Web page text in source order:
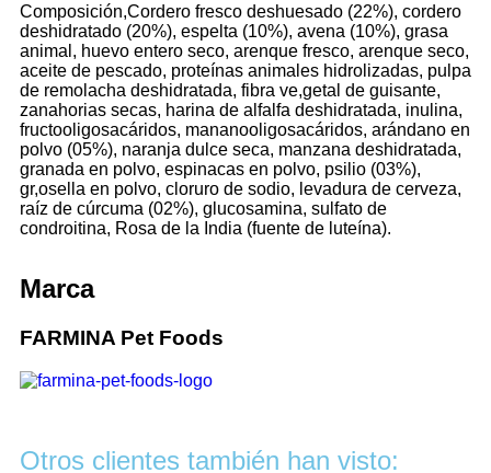
Composición,Cordero fresco deshuesado (22%), cordero
deshidratado (20%), espelta (10%), avena (10%), grasa
animal, huevo entero seco, arenque fresco, arenque seco,
aceite de pescado, proteínas animales hidrolizadas, pulpa
de remolacha deshidratada, fibra ve,getal de guisante,
zanahorias secas, harina de alfalfa deshidratada, inulina,
fructooligosacáridos, mananooligosacáridos, arándano en
polvo (05%), naranja dulce seca, manzana deshidratada,
granada en polvo, espinacas en polvo, psilio (03%),
gr,osella en polvo, cloruro de sodio, levadura de cerveza,
raíz de cúrcuma (02%), glucosamina, sulfato de
condroitina, Rosa de la India (fuente de luteína).
Marca
FARMINA Pet Foods
Otros clientes también han visto: